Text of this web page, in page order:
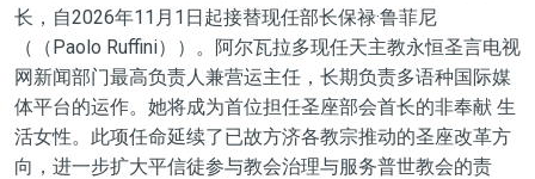
长，自2026年11月1日起接替现任部长保禄·鲁菲尼
（（Paolo Ruffini））。阿尔瓦拉多现任天主教永恒圣言电视
网新闻部门最高负责人兼营运主任，长期负责多语种国际媒
体平台的运作。她将成为首位担任圣座部会首长的非奉献 生
活女性。此项任命延续了已故方济各教宗推动的圣座改革方
向，进一步扩大平信徒参与教会治理与服务普世教会的责